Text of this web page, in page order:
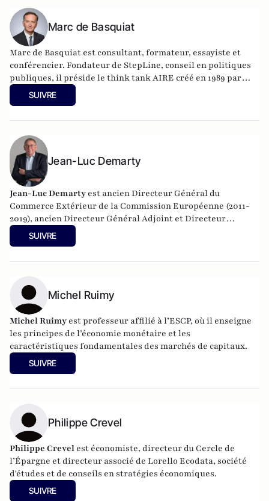
Marc de Basquiat
Marc de Basquiat est consultant, formateur, essayiste et
conférencier. Fondateur de StepLine, conseil en politiques
publiques, il préside le think tank AIRE créé en 1989 par
Henri Guitton
et intervient comme expert GenerationLibre.
Il est diplômé de Centrale-Supélec, d'ESCP Europe et
de L'Observatoire.
SUIVRE
Jean-Luc Demarty
Jean-Luc Demarty est ancien Directeur Général du
Commerce Extérieur de la Commission Européenne (2011-
2019), ancien Directeur Général Adjoint et Directeur
Général de l'Agriculture de la Commission Européenne
(2000-2010) et ancien Conseiller au cabinet de Jacques
SUIVRE
Michel Ruimy
Michel Ruimy est professeur affilié à l’ESCP, où il enseigne
les principes de l’économie monétaire et les
caractéristiques fondamentales des marchés de capitaux.
SUIVRE
Philippe Crevel
Philippe Crevel est économiste, directeur du Cercle de
l’Épargne et directeur associé de Lorello Ecodata, société
d'études et de conseils en stratégies économiques.
SUIVRE